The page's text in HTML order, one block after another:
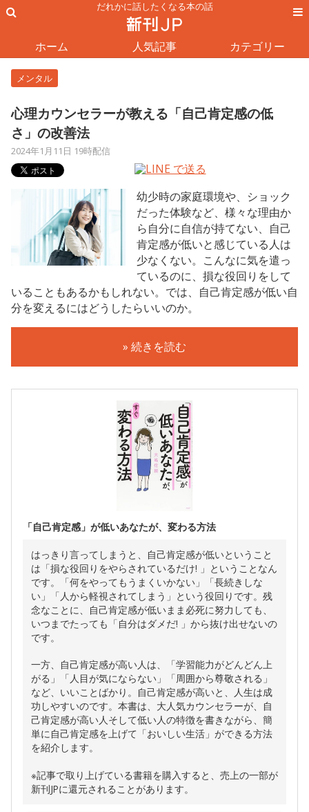
だれかに話したくなる本の話
ホーム 人気記事 カテゴリー
メンタル
心理カウンセラーが教える「自己肯定感の低
さ」の改善法
2024年1月11日 19時配信
幼少時の家庭環境や、ショック
だった体験など、様々な理由か
ら自分に自信が持てない、自己
肯定感が低いと感じている人は
少なくない。こんなに気を遣っ
ているのに、損な役回りをして
いることもあるかもしれない。では、自己肯定感が低い自
分を変えるにはどうしたらいいのか。
» 続きを読む
「自己肯定感」が低いあなたが、変わる方法
はっきり言ってしまうと、自己肯定感が低いということ
は「損な役回りをやらされているだけ! 」ということなん
です。「何をやってもうまくいかない」「長続きしな
い」「人から軽視されてしまう」という役回りです。残
念なことに、自己肯定感が低いまま必死に努力しても、
いつまでたっても「自分はダメだ! 」から抜け出せないの
です。
一方、自己肯定感が高い人は、「学習能力がどんどん上
がる」「人目が気にならない」「周囲から尊敬される」
など、いいことばかり。自己肯定感が高いと、人生は成
功しやすいのです。本書は、大人気カウンセラーが、自
己肯定感が高い人そして低い人の特徴を書きながら、簡
単に自己肯定感を上げて「おいしい生活」ができる方法
を紹介します。
※記事で取り上げている書籍を購入すると、売上の一部が
新刊JPに還元されることがあります。